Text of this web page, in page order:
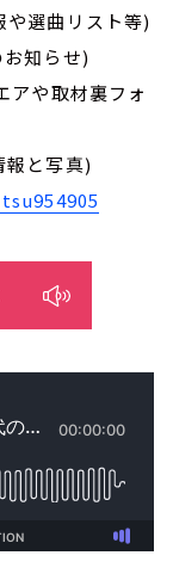
や選曲リスト等)
知らせ)
アや取材裏フォ
報と写真)